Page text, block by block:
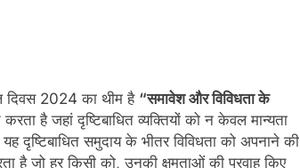
दिवस 2024 का थीम है “समावेश और विविधता के
है जहां दृष्टिबाधित व्यक्तियों को न केवल मान्यता
दृष्टिबाधित समुदाय के भीतर विविधता को अपनाने की
है जो हर किसी को, उनकी क्षमताओं की परवाह किए